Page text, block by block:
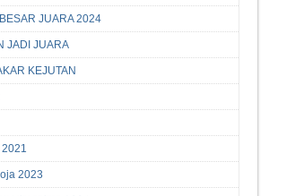
JUARA 2024
JADI JUARA
KEJUTAN
2023